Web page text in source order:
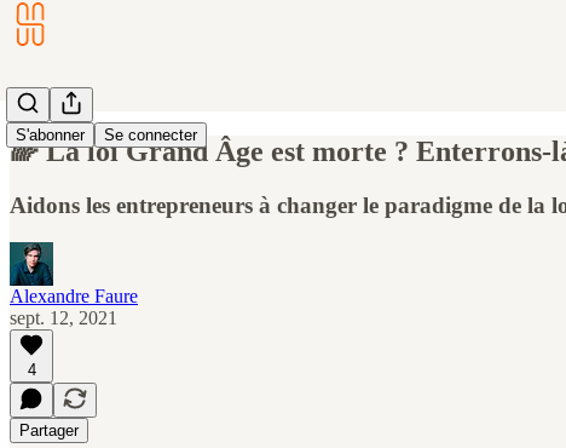
S'abonner Se connecter
🌈 La loi Grand Âge est morte ? Enterrons-
Aidons les entrepreneurs à changer le paradigme de la
Alexandre Faure
sept. 12, 2021
4
Partager